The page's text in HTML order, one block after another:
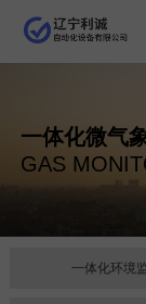
一体化微气
GAS
一体化环境